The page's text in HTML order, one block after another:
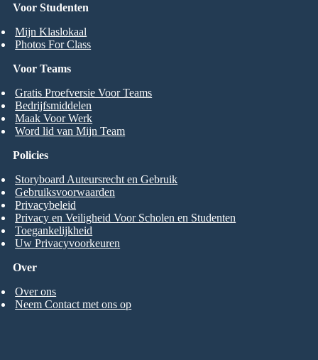
Voor Studenten
Mijn Klaslokaal
Photos For Class
Voor Teams
Gratis Proefversie Voor Teams
Bedrijfsmiddelen
Maak Voor Werk
Word lid van Mijn Team
Over
Over ons
Neem Contact met ons op
Policies
Storyboard Auteursrecht en Gebruik
Gebruiksvoorwaarden
Privacybeleid
Privacy en Veiligheid Voor Scholen en Studenten
Toegankelijkheid
Uw Privacyvoorkeuren